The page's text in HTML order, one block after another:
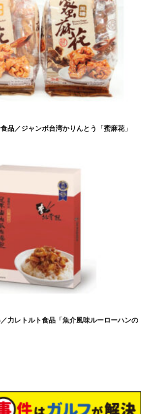
品／ジャンボ台湾かりんとう「蜜麻花」
⼒レトルト食品「⿂介⾵味ルーローハンの